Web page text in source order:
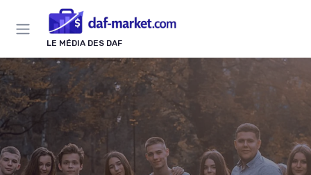
LE MÉDIA DES DAF
Panneau de gestion des cookies